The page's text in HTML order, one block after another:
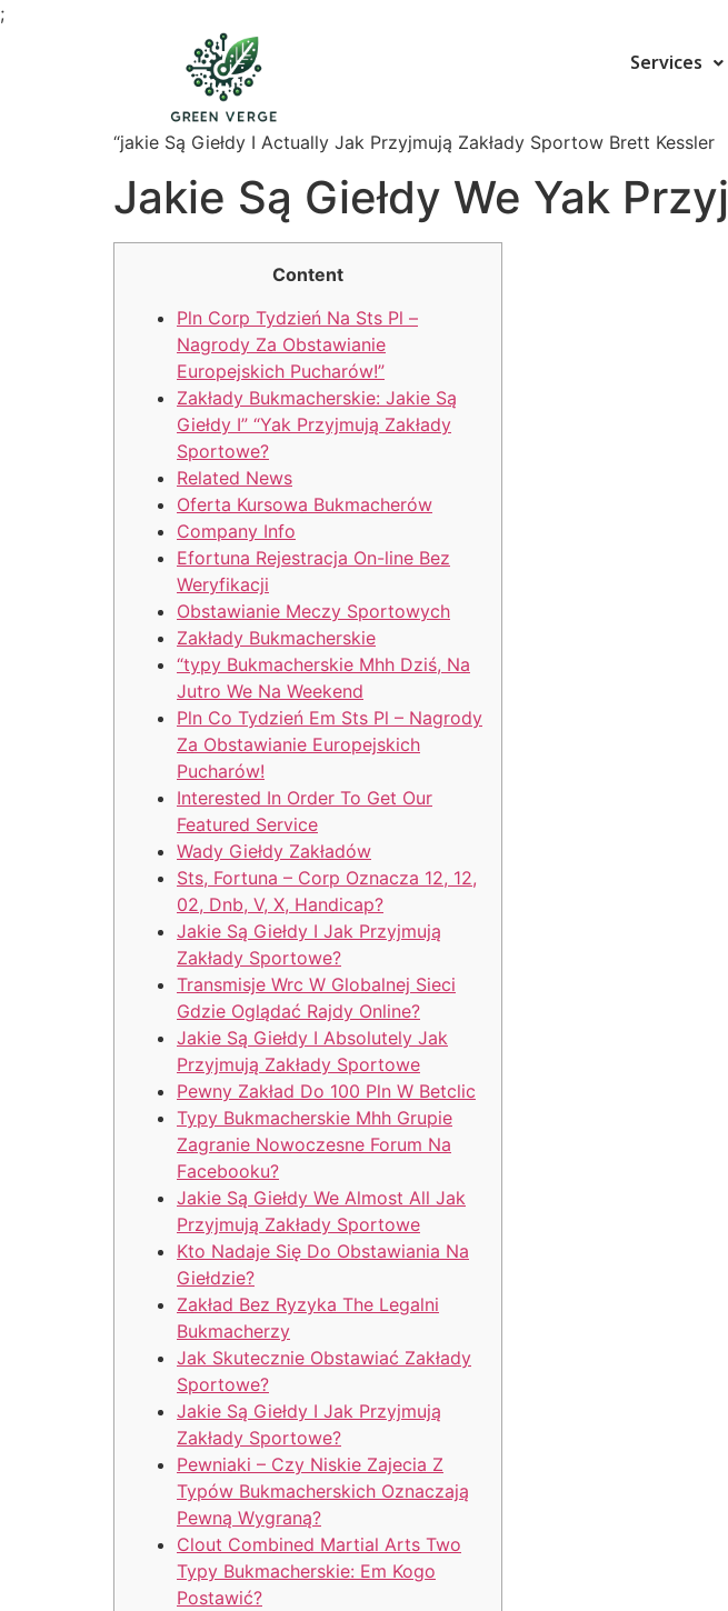
;
Services
“jakie Są Giełdy I Actually Jak Przyjmują Zakłady Sportow Brett Kessler
Jakie Są Giełdy We Yak
Content
Pln Corp Tydzień Na Sts Pl –
Nagrody Za Obstawianie
Europejskich Pucharów!”
Zakłady Bukmacherskie: Jakie Są
Giełdy I” “Yak Przyjmują Zakłady
Sportowe?
Related News
Oferta Kursowa Bukmacherów
Company Info
Efortuna Rejestracja On-line Bez
Weryfikacji
Obstawianie Meczy Sportowych
Zakłady Bukmacherskie
“typy Bukmacherskie Mhh Dziś, Na
Jutro We Na Weekend
Pln Co Tydzień Em Sts Pl – Nagrody
Za Obstawianie Europejskich
Pucharów!
Interested In Order To Get Our
Featured Service
Wady Giełdy Zakładów
Sts, Fortuna – Corp Oznacza 12, 12,
02, Dnb, V, X, Handicap?
Jakie Są Giełdy I Jak Przyjmują
Zakłady Sportowe?
Transmisje Wrc W Globalnej Sieci
Gdzie Oglądać Rajdy Online?
Jakie Są Giełdy I Absolutely Jak
Przyjmują Zakłady Sportowe
Pewny Zakład Do 100 Pln W Betclic
Typy Bukmacherskie Mhh Grupie
Zagranie Nowoczesne Forum Na
Facebooku?
Jakie Są Giełdy We Almost All Jak
Przyjmują Zakłady Sportowe
Kto Nadaje Się Do Obstawiania Na
Giełdzie?
Zakład Bez Ryzyka The Legalni
Bukmacherzy
Jak Skutecznie Obstawiać Zakłady
Sportowe?
Jakie Są Giełdy I Jak Przyjmują
Zakłady Sportowe?
Pewniaki – Czy Niskie Zajecia Z
Typów Bukmacherskich Oznaczają
Pewną Wygraną?
Clout Combined Martial Arts Two
Typy Bukmacherskie: Em Kogo
Postawić?